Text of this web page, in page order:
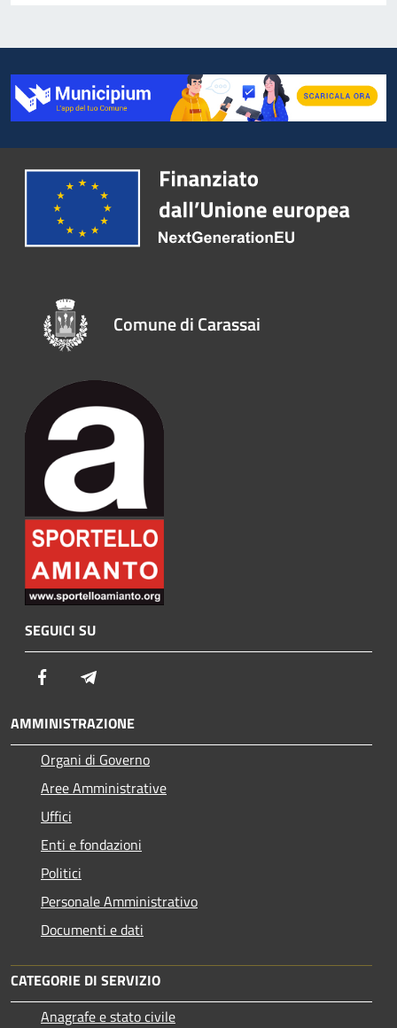
Comune di Carassai
SEGUICI SU
Facebook
AMMINISTRAZIONE
Organi di Governo
Aree Amministrative
Uffici
Enti e fondazioni
Politici
Personale Amministrativo
Documenti e dati
CATEGORIE DI SERVIZIO
Anagrafe e stato civile